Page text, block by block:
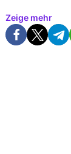
Zeige mehr